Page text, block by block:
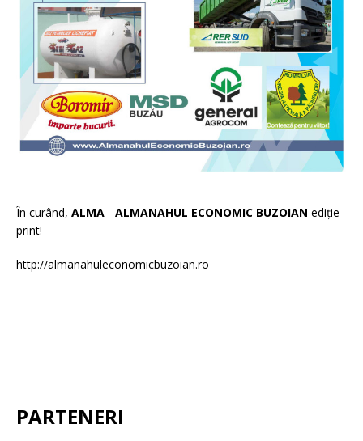
În curând, ALMA - ALMANAHUL ECONOMIC BUZOIAN ediție
print!
http://almanahuleconomicbuzoian.ro
PARTENERI